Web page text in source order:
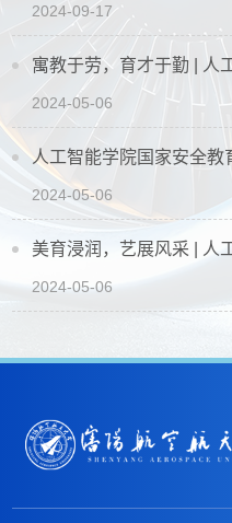
2024-09-17
寓教于劳，育才于勤 | 人
2024-05-06
人工智能学院国家安全教
2024-05-06
美育浸润，艺展风采 | 人
2024-05-06